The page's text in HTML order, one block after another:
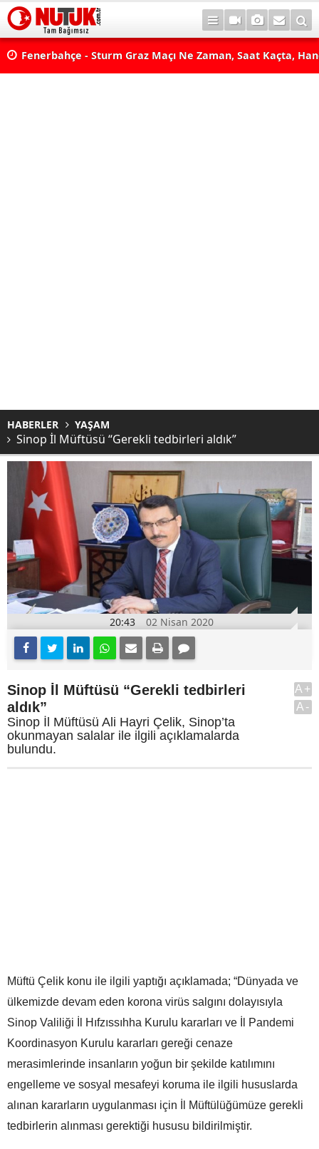
Fenerbahçe - Sturm Graz Maçı Ne Zaman, Saat Kaçta,
HABERLER YAŞAM
Sinop İl Müftüsü “Gerekli tedbirleri aldık”
20:43 02 Nisan 2020
Sinop İl Müftüsü “Gerekli tedbirleri
aldık”
Sinop İl Müftüsü Ali Hayri Çelik, Sinop’ta
okunmayan salalar ile ilgili açıklamalarda
bulundu.
A+
A-
Müftü Çelik konu ile ilgili yaptığı açıklamada; “Dünyada ve
ülkemizde devam eden korona virüs salgını dolayısıyla
Sinop Valiliği İl Hıfzıssıhha Kurulu kararları ve İl Pandemi
Koordinasyon Kurulu kararları gereği cenaze
merasimlerinde insanların yoğun bir şekilde katılımını
engelleme ve sosyal mesafeyi koruma ile ilgili hususlarda
alınan kararların uygulanması için İl Müftülüğümüze gerekli
tedbirlerin alınması gerektiği hususu bildirilmiştir.